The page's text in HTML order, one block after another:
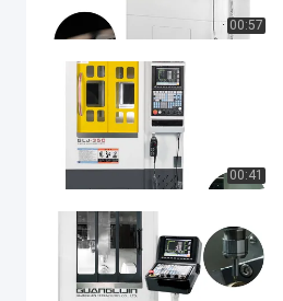
00:57
00:41